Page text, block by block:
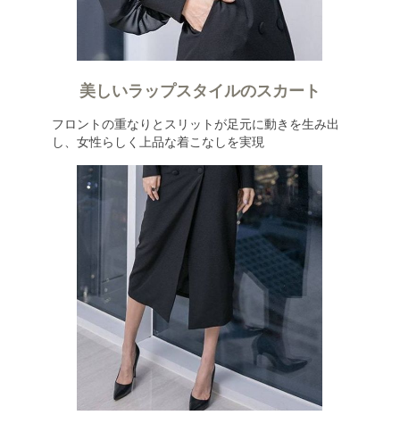
美しいラップスタイルのスカート
フロントの重なりとスリットが足元に動きを生み出
し、女性らしく上品な着こなしを実現